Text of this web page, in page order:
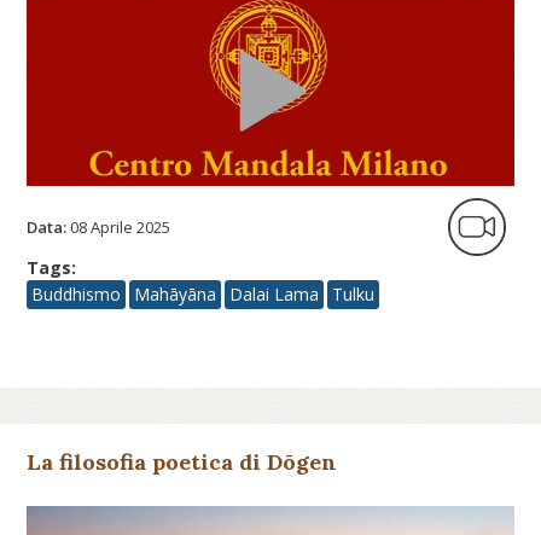
Data:08 Aprile 2025
Tags:
Buddhismo
Mahāyāna Dalai Lama Tulku
La filosofia poetica di Dōgen